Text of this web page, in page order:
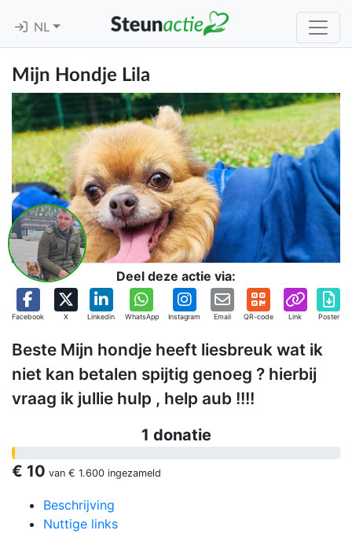
NL
Mijn Hondje Lila
Deel deze actie via:
Facebook X Linkedin WhatsApp Instagram Email QR-code Link Poster
Beste Mijn hondje heeft liesbreuk wat ik
niet kan betalen spijtig genoeg ? hierbij
vraag ik jullie hulp , help aub !!!!
1 donatie
€ 10 van € 1.600 ingezameld
Beschrijving
Nuttige links